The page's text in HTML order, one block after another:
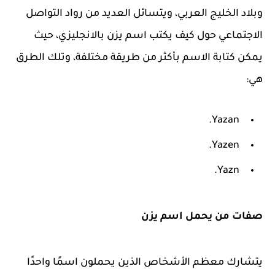
وبلاد الخليج العربي، ويتسائل العديد من رواد التواصل
الاجتماعي حول كيف يكتب اسم يزن بالانجليزي، حيث
يمكن كتابة الاسم بأكثر من طريقة مختلفة، وتلك الطرق
هي:
Yazan.
Yazen.
Yazn.
صفات من يحمل اسم يزن
يتشارك معظم الأشخاص الذين يحملون اسمًا واحدًا